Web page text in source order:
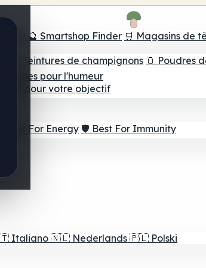
tête 🔮 Smartshop Finder 🛒 Magasins de
💧 Teintures de champignons 🫙 Poudres
Gommes pour l'humeur
pour votre objectif
⚡ Best For Energy 🛡️ Best For Immunity
Italiano 🇳🇱 Nederlands 🇵🇱 Polski